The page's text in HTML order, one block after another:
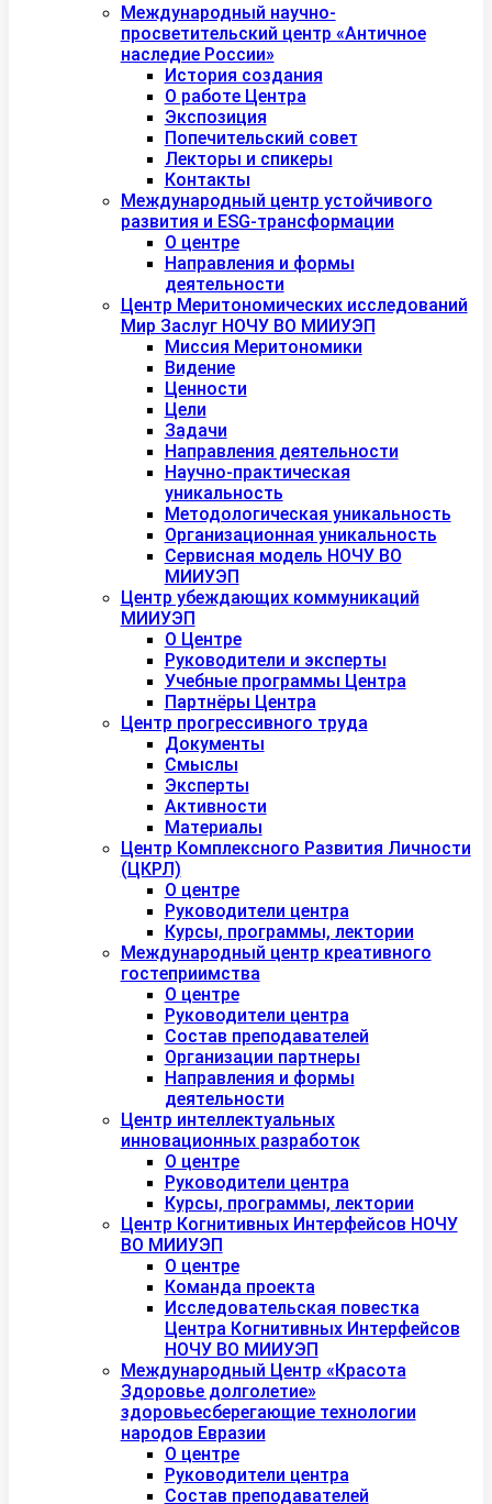
Международный научно-
просветительский центр «Античное
наследие России»
История создания
О работе Центра
Экспозиция
Попечительский совет
Лекторы и спикеры
Контакты
Международный центр устойчивого
развития и ESG-трансформации
О центре
Направления и формы
деятельности
Центр Меритономических исследований
Мир Заслуг НОЧУ ВО МИИУЭП
Миссия Меритономики
Видение
Ценности
Цели
Задачи
Направления деятельности
Научно-практическая
уникальность
Методологическая уникальность
Организационная уникальность
Сервисная модель НОЧУ ВО
МИИУЭП
Центр убеждающих коммуникаций
МИИУЭП
О Центре
Руководители и эксперты
Учебные программы Центра
Партнёры Центра
Центр прогрессивного труда
Документы
Смыслы
Эксперты
Активности
Материалы
Центр Комплексного Развития Личности
(ЦКРЛ)
О центре
Руководители центра
Курсы, программы, лектории
Международный центр креативного
гостеприимства
О центре
Руководители центра
Состав преподавателей
Организации партнеры
Направления и формы
деятельности
Центр интеллектуальных
инновационных разработок
О центре
Руководители центра
Курсы, программы, лектории
Центр Когнитивных Интерфейсов НОЧУ
ВО МИИУЭП
О центре
Команда проекта
Исследовательская повестка
Центра Когнитивных Интерфейсов
НОЧУ ВО МИИУЭП
Международный Центр «Красота
Здоровье долголетие»
здоровьесберегающие технологии
народов Евразии
О центре
Руководители центра
Состав преподавателей